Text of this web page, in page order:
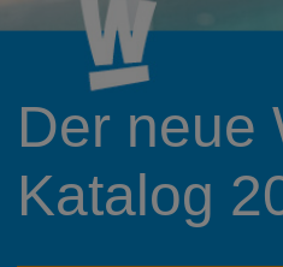
Der neue
Katalog